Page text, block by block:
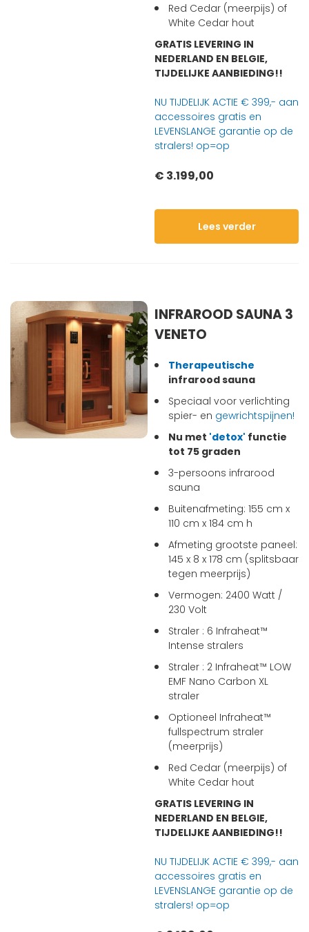
Red Cedar (meerpijs) of
White Cedar hout
GRATIS LEVERING IN
NEDERLAND EN BELGIE,
TIJDELIJKE AANBIEDING!!
NU TIJDELIJK ACTIE € 399,- aan
accessoires gratis en
LEVENSLANGE garantie op de
stralers! op=op
€ 3.199,00
Lees verder
INFRAROOD SAUNA 3
VENETO
Therapeutische
infrarood sauna
Speciaal voor verlichting
spier- en gewrichtspijnen!
Nu met 'detox' functie
tot 75 graden
3-persoons infrarood
sauna
Buitenafmeting: 155 cm x
110 cm x 184 cm h
Afmeting grootste paneel:
145 x 8 x 178 cm (splitsbaar
tegen meerprijs)
Vermogen: 2400 Watt /
230 Volt
Straler : 6 Infraheat™
Intense stralers
Straler : 2 Infraheat™ LOW
EMF Nano Carbon XL
straler
Optioneel Infraheat™
fullspectrum straler
(meerprijs)
Red Cedar (meerpijs) of
White Cedar hout
GRATIS LEVERING IN
NEDERLAND EN BELGIE,
TIJDELIJKE AANBIEDING!!
NU TIJDELIJK ACTIE € 399,- aan
accessoires gratis en
LEVENSLANGE garantie op de
stralers! op=op